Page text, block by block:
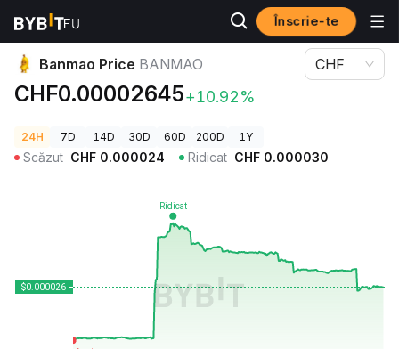
Înscrie-te
Prețuri Crypto
Banmao Price BANMAO
CHF0.00002645+10.92%
CHF
24H 7D 14D 30D 60D 200D 1Y
Scăzut CHF 0.000024 Ridicat CHF 0.000030